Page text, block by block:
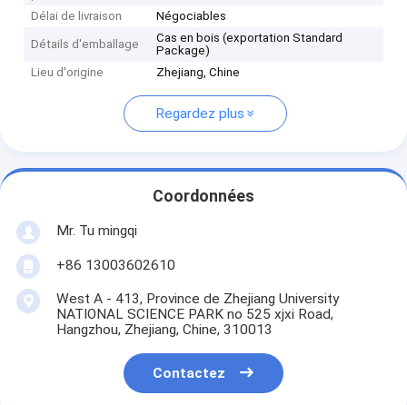
Délai de livraison Négociables
Détails d'emballage
Cas en bois (exportation Standard
Package)
Lieu d'origine
Zhejiang, Chine
Regardez plus
Coordonnées
Mr. Tu mingqi
+86 13003602610
West A - 413, Province de Zhejiang University
NATIONAL SCIENCE PARK no 525 xjxi Road,
Hangzhou, Zhejiang, Chine, 310013
Contactez